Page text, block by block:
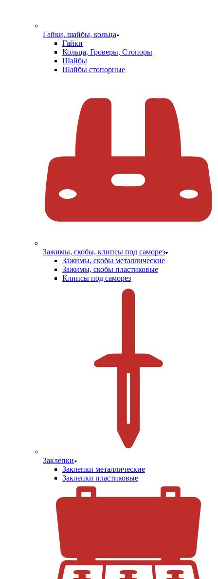
Гайки, шайбы, кольца
Гайки
Кольца, Гроверы, Стопоры
Шайбы
Шайбы стопорные
Зажимы, скобы, клипсы под саморез
Зажимы, скобы металлические
Зажимы, скобы пластиковые
Клипсы под саморез
Заклепки
Заклепки металлические
Заклепки пластиковые